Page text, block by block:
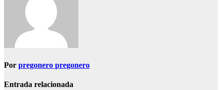
Por pregonero pregonero
Entrada relacionada